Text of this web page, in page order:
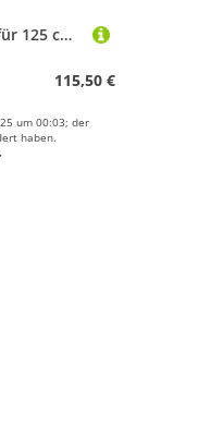
bellicon Seilring-Set für 125 cm Rebounder (Pink – Medium, bis 90 kg) | 42 Original Naturkautschuk Seilringe
115,50 €
um 00:03; der
haben.